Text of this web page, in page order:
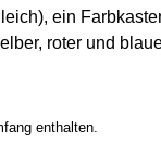
ein
roter und
enthalten.